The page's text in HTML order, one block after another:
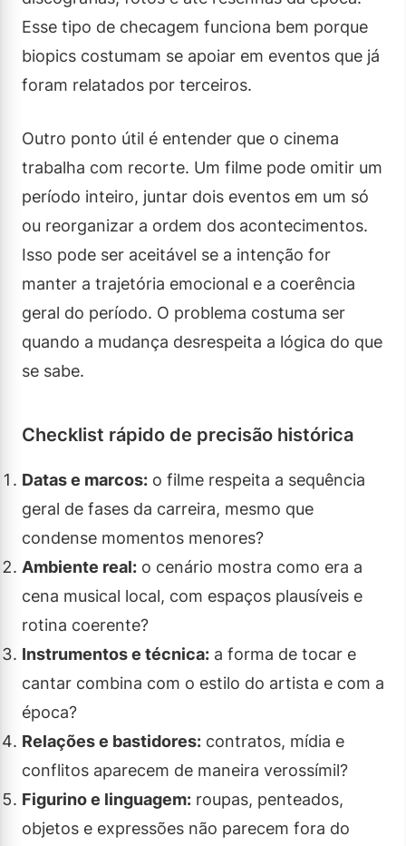
Esse tipo de checagem funciona bem porque
biopics costumam se apoiar em eventos que já
foram relatados por terceiros.
Outro ponto útil é entender que o cinema
trabalha com recorte. Um filme pode omitir um
período inteiro, juntar dois eventos em um só
ou reorganizar a ordem dos acontecimentos.
Isso pode ser aceitável se a intenção for
manter a trajetória emocional e a coerência
geral do período. O problema costuma ser
quando a mudança desrespeita a lógica do que
se sabe.
Checklist rápido de precisão histórica
Datas e marcos: o filme respeita a sequência
geral de fases da carreira, mesmo que
condense momentos menores?
Ambiente real: o cenário mostra como era a
cena musical local, com espaços plausíveis e
rotina coerente?
Instrumentos e técnica: a forma de tocar e
cantar combina com o estilo do artista e com a
época?
Relações e bastidores: contratos, mídia e
conflitos aparecem de maneira verossímil?
Figurino e linguagem: roupas, penteados,
objetos e expressões não parecem fora do